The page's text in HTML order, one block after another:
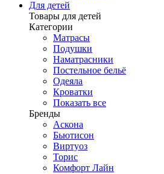
Для детей
Товары для детей
Категории
Матрасы
Подушки
Наматрасники
Постельное бельё
Одеяла
Кроватки
Показать все
Бренды
Аскона
Бьютисон
Виртуоз
Торис
Комфорт Лайн